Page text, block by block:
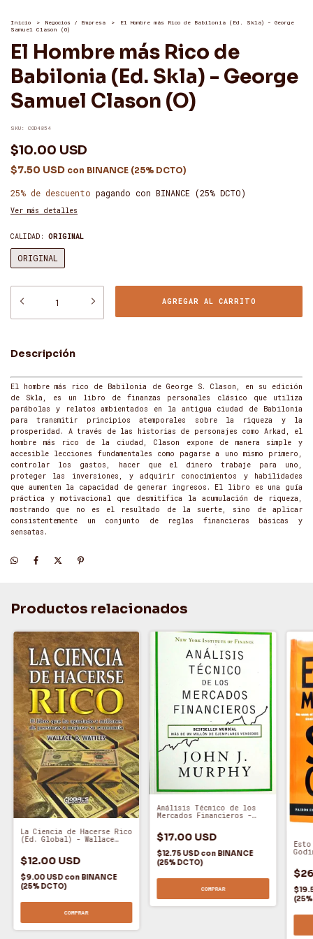
Inicio > Negocios / Empresa >
El Hombre más Rico de Babilonia (Ed. Skla) - George
Samuel Clason (O)
El Hombre más Rico de
Babilonia (Ed. Skla) - George
Samuel Clason (O)
SKU: COD4854
$10.00 USD
$7.50 USD con BINANCE (25% DCTO)
25% de descuento pagando con BINANCE (25% DCTO)
Ver más detalles
CALIDAD: ORIGINAL
ORIGINAL
Descripción
El hombre más rico de Babilonia de George S. Clason, en su edición
de Skla, es un libro de finanzas personales clásico que utiliza
parábolas y relatos ambientados en la antigua ciudad de Babilonia
para transmitir principios atemporales sobre la riqueza y la
prosperidad. A través de las historias de personajes como Arkad, el
hombre más rico de la ciudad, Clason expone de manera simple y
accesible lecciones fundamentales como pagarse a uno mismo primero,
controlar los gastos, hacer que el dinero trabaje para uno,
proteger las inversiones, y adquirir conocimientos y habilidades
que aumenten la capacidad de generar ingresos. El libro es una guía
práctica y motivacional que desmitifica la acumulación de riqueza,
mostrando que no es el resultado de la suerte, sino de aplicar
consistentemente un conjunto de reglas financieras básicas y
sensatas.
Productos relacionados
La Ciencia de Hacerse Rico
(Ed. Global) - Wallace
$12.00 USD
$9.00 USDcon BINANCE
(25% DCTO)
COMPRAR
Análisis Técnico de los
Mercados Financieros -
$17.00 USD
$12.75 USDcon BINANCE
(25% DCTO)
COMPRAR